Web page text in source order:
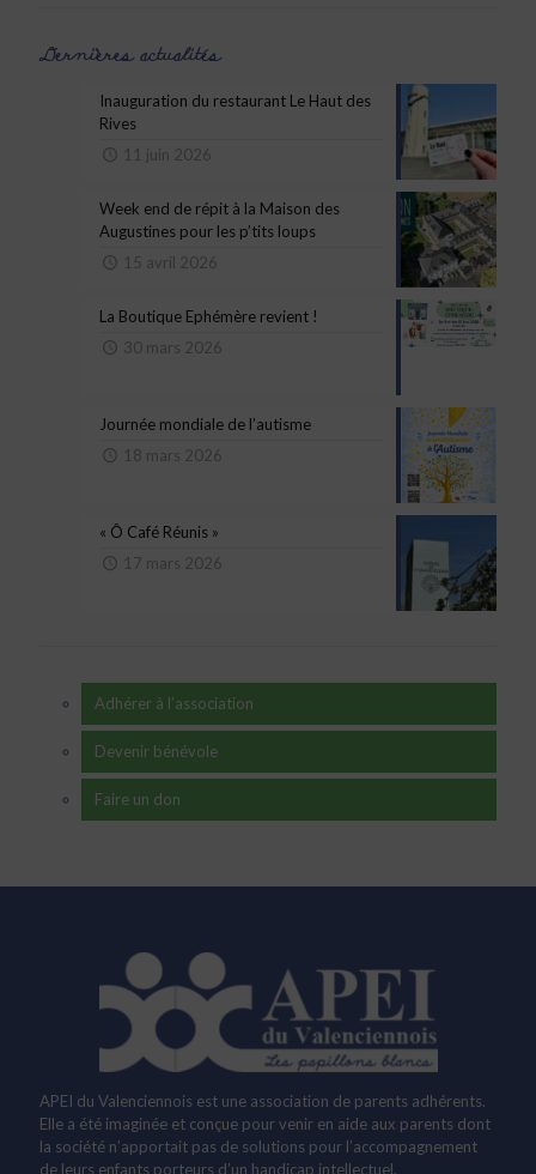
Dernières actualités
Inauguration du restaurant Le Haut des
Rives
11 juin 2026
Week end de répit à la Maison des
Augustines pour les p’tits loups
15 avril 2026
La Boutique Ephémère revient !
30 mars 2026
Journée mondiale de l’autisme
18 mars 2026
« Ô Café Réunis »
17 mars 2026
Adhérer à l’association
Devenir bénévole
Faire un don
APEI du Valenciennois est une association de parents adhérents.
Elle a été imaginée et conçue pour venir en aide aux parents dont
la société n’apportait pas de solutions pour l’accompagnement
de leurs enfants porteurs d’un handicap intellectuel.